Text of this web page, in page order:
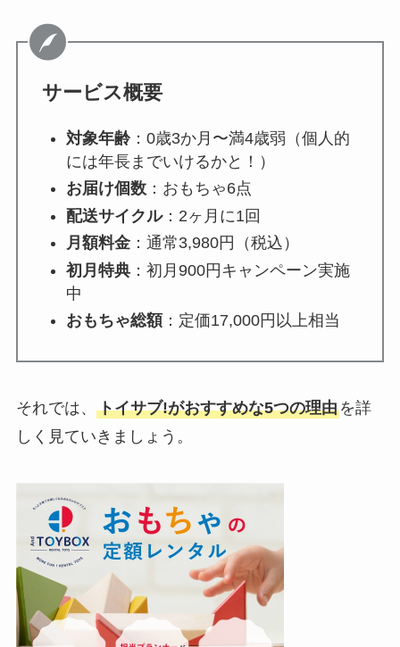
サービス概要
対象年齢：0歳3か月〜満4歳弱（個人的
には年長までいけるかと！）
お届け個数：おもちゃ6点
配送サイクル：2ヶ月に1回
月額料金：通常3,980円（税込）
初月特典：初月900円キャンペーン実施
中
おもちゃ総額：定価17,000円以上相当
それでは、 トイサブ!がおすすめな5つの理由を詳
しく見ていきましょう。